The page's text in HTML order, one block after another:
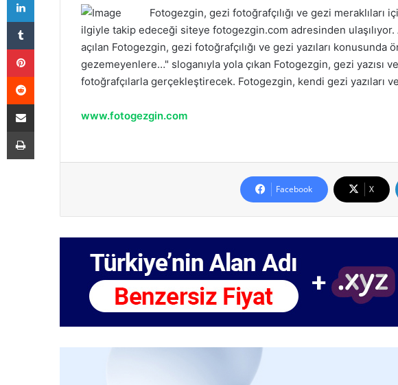
Fotogezgin, gezi fotoğrafçılığı ve gezi
ilgiyle takip edeceği siteye fotogezgin.com adresinden ulaşılıyor.
açılan Fotogezgin, gezi fotoğrafçılığı ve gezi yazıları
gezemeyenlere…" sloganıyla yola çıkan Fotogezgin, gezi yazısı
fotoğrafçılarla gerçekleştirecek. Fotogezgin, kendi gezi yazıları
www.fotogezgin.com
Facebook X
Tumblr
Pinterest
Reddit
E-Posta ile paylaş